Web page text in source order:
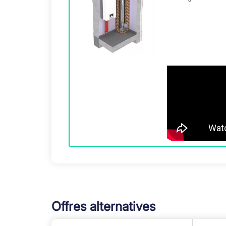
Type de chaudière
Type de combustible
Température maximale de
Classe énergétique (chauffage)
Émissions de NOx
: Environ 720 mm de
Système de détection des fumées:
Protection contre la surchauffe:
Travaux Inclus dans le Pack Complet
Offres alternatives